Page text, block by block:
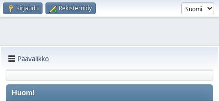
Kirjaudu Rekisteröidy
Päävalikko
Huom!